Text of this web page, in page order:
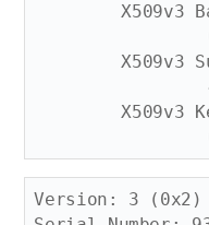
	X509v3 Basic Constraints: critical
	X509v3 Subject Key Identifier:
		4E:59:CE:C7:02:32:87:30
	X509v3 Key Usage: critical
Version: 3 (0x2)